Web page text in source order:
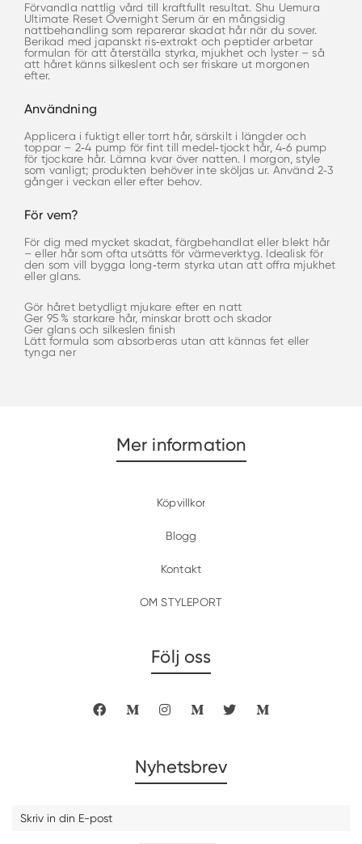
Förvandla nattlig vård till kraftfullt resultat. Shu Uemura
Ultimate Reset Overnight Serum är en mångsidig
nattbehandling som reparerar skadat hår när du sover.
Berikad med japanskt ris‑extrakt och peptider arbetar
formulan för att återställa styrka, mjukhet och lyster – så
att håret känns silkeslent och ser friskare ut morgonen
efter.
Användning
Applicera i fuktigt eller torrt hår, särskilt i längder och
toppar – 2‑4 pump för fint till medel‑tjockt hår, 4‑6 pump
för tjockare hår. Lämna kvar över natten. I morgon, style
som vanligt; produkten behöver inte sköljas ur. Använd 2‑3
gånger i veckan eller efter behov.
För vem?
För dig med mycket skadat, färgbehandlat eller blekt hår
– eller hår som ofta utsätts för värmeverktyg. Idealisk för
den som vill bygga long‑term styrka utan att offra mjukhet
eller glans.
Gör håret betydligt mjukare efter en natt
Ger 95 % starkare hår, minskar brott och skador
Ger glans och silkeslen finish
Lätt formula som absorberas utan att kännas fet eller
tynga ner
Mer information
Köpvillkor
Blogg
Kontakt
OM STYLEPORT
Följ oss
Nyhetsbrev